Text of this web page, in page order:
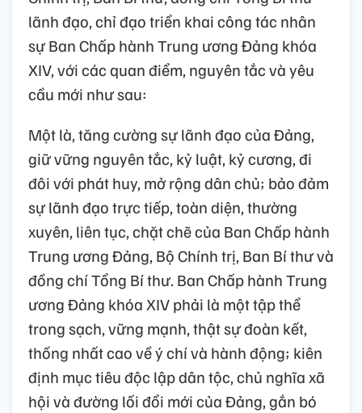
lãnh đạo, chỉ đạo triển khai công tác nhân
sự Ban Chấp hành Trung ương Đảng khóa
XIV, với các quan điểm, nguyên tắc và yêu
cầu mới như sau:
Một là, tăng cường sự lãnh đạo của Đảng,
giữ vững nguyên tắc, kỷ luật, kỷ cương, đi
đôi với phát huy, mở rộng dân chủ; bảo đảm
sự lãnh đạo trực tiếp, toàn diện, thường
xuyên, liên tục, chặt chẽ của Ban Chấp hành
Trung ương Đảng, Bộ Chính trị, Ban Bí thư và
đồng chí Tổng Bí thư. Ban Chấp hành Trung
ương Đảng khóa XIV phải là một tập thể
trong sạch, vững mạnh, thật sự đoàn kết,
thống nhất cao về ý chí và hành động; kiên
định mục tiêu độc lập dân tộc, chủ nghĩa xã
hội và đường lối đổi mới của Đảng, gắn bó